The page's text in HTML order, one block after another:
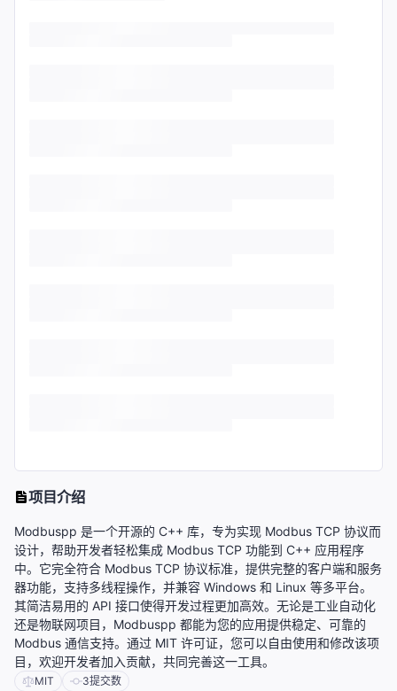
项目介绍
Modbuspp 是一个开源的 C++ 库，专为实现 Modbus TCP 协议而
设计，帮助开发者轻松集成 Modbus TCP 功能到 C++ 应用程序
中。它完全符合 Modbus TCP 协议标准，提供完整的客户端和服务
器功能，支持多线程操作，并兼容 Windows 和 Linux 等多平台。
其简洁易用的 API 接口使得开发过程更加高效。无论是工业自动化
还是物联网项目，Modbuspp 都能为您的应用提供稳定、可靠的
Modbus 通信支持。通过 MIT 许可证，您可以自由使用和修改该项
目，欢迎开发者加入贡献，共同完善这一工具。
MIT 3提交数